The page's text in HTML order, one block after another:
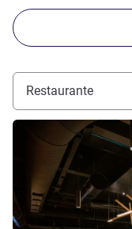
Restaurante
Ver detalhes